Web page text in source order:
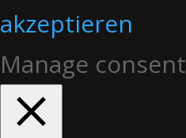
akzeptieren
Manage consent